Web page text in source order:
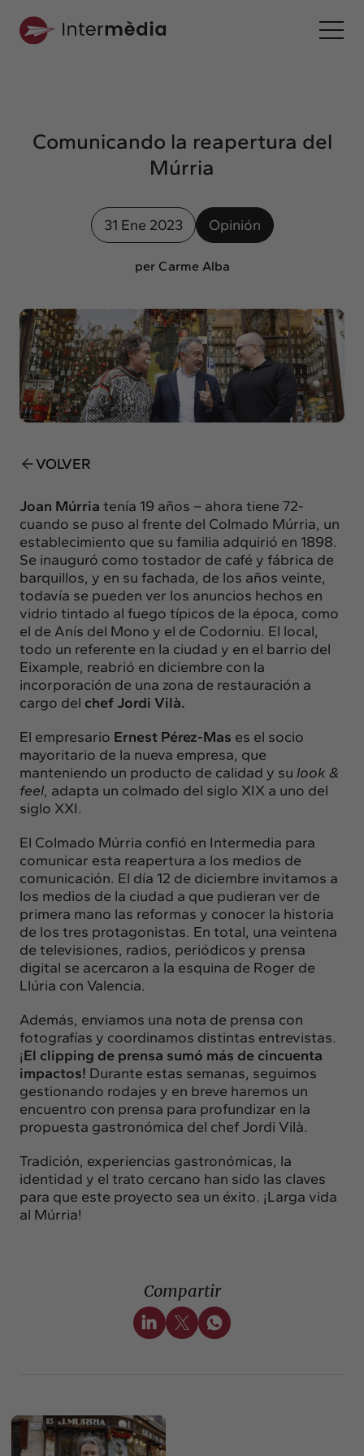
Interconexión
Interacción
Proyectos
Interrelación
Clientes
Insights
Actualidad
Intercambio
Comunicando la reapertura del
Múrria
31 Ene 2023 Opinión
per Carme Alba
VOLVER
Joan Múrria tenía 19 años – ahora tiene 72-
cuando se puso al frente del Colmado Múrria, un
establecimiento que su familia adquirió en 1898.
Se inauguró como tostador de café y fábrica de
barquillos, y en su fachada, de los años veinte,
todavía se pueden ver los anuncios hechos en
vidrio tintado al fuego típicos de la época, como
el de Anís del Mono y el de Codorniu. El local,
todo un referente en la ciudad y en el barrio del
Eixample, reabrió en diciembre con la
incorporación de una zona de restauración a
cargo del chef Jordi Vilà.
El empresario Ernest Pérez-Mas es el socio
mayoritario de la nueva empresa, que
manteniendo un producto de calidad y su look &
feel, adapta un colmado del siglo XIX a uno del
siglo XXI.
El Colmado Múrria confió en Intermedia para
comunicar esta reapertura a los medios de
comunicación. El día 12 de diciembre invitamos a
los medios de la ciudad a que pudieran ver de
primera mano las reformas y conocer la historia
de los tres protagonistas. En total, una veintena
de televisiones, radios, periódicos y prensa
digital se acercaron a la esquina de Roger de
Llúria con Valencia.
Además, enviamos una nota de prensa con
fotografías y coordinamos distintas entrevistas.
¡El clipping de prensa sumó más de cincuenta
impactos! Durante estas semanas, seguimos
gestionando rodajes y en breve haremos un
encuentro con prensa para profundizar en la
propuesta gastronómica del chef Jordi Vilà.
Tradición, experiencias gastronómicas, la
identidad y el trato cercano han sido las claves
para que este proyecto sea un éxito. ¡Larga vida
al Múrria!
Compartir